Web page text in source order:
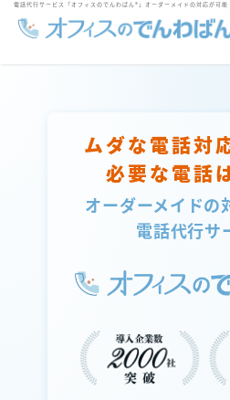
電話代行サービス「オフィスのでんわばん®」オーダーメイドの対応が可能
-->
ムダな電話対
必要な電話
オーダーメイドの
電話代行サ